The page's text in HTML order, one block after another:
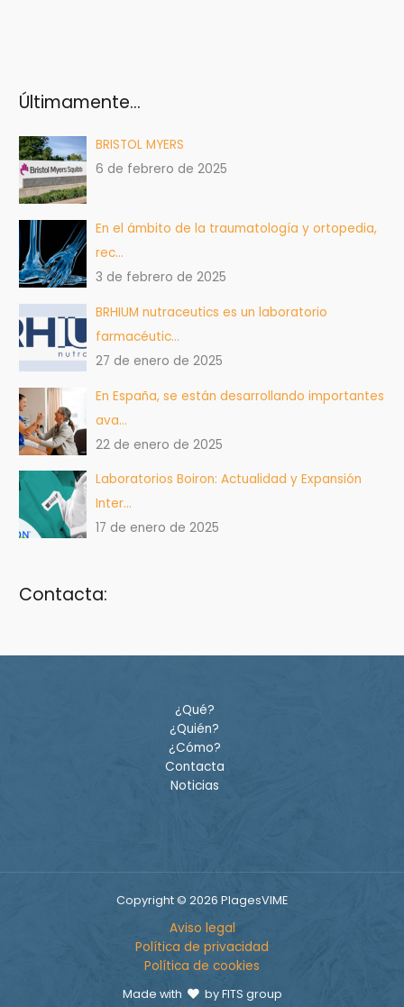
Últimamente…
BRISTOL MYERS
6 de febrero de 2025
En el ámbito de la traumatología y ortopedia,
rec…
3 de febrero de 2025
BRHIUM nutraceutics es un laboratorio
farmacéutic…
27 de enero de 2025
En España, se están desarrollando importantes
ava…
22 de enero de 2025
Laboratorios Boiron: Actualidad y Expansión
Inter…
17 de enero de 2025
Contacta:
¿Qué?
¿Quién?
¿Cómo?
Contacta
Noticias
Copyright © 2026 PlagesVIME
Aviso legal
Política de privacidad
Política de cookies
Made with by FITS group